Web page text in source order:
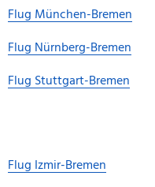
Flug München-Bremen
Flug Nürnberg-Bremen
Flug Stuttgart-Bremen
Flug Izmir-Bremen